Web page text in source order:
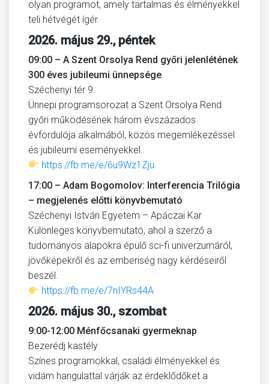
olyan programot, amely tartalmas és élményekkel
teli hétvégét ígér.
2026. május 29., péntek
09:00 – A Szent Orsolya Rend győri jelenlétének
300 éves jubileumi ünnepsége
Széchenyi tér 9.
Ünnepi programsorozat a Szent Orsolya Rend
győri működésének három évszázados
évfordulója alkalmából, közös megemlékezéssel
és jubileumi eseményekkel.
https://fb.me/e/6u9Wz1Zju
17:00 – Adam Bogomolov: Interferencia Trilógia
– megjelenés előtti könyvbemutató
Széchenyi István Egyetem – Apáczai Kar
Különleges könyvbemutató, ahol a szerző a
tudományos alapokra épülő sci-fi univerzumáról,
jövőképekről és az emberiség nagy kérdéseiről
beszél.
https://fb.me/e/7nIYRs44A
2026. május 30., szombat
9:00-12:00 Ménfőcsanaki gyermeknap
Bezerédj kastély
Színes programokkal, családi élményekkel és
vidám hangulattal várják az érdeklődőket a